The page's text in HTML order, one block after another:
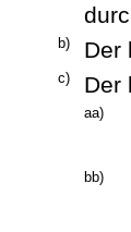
b) Der
c) Der
aa)
bb)